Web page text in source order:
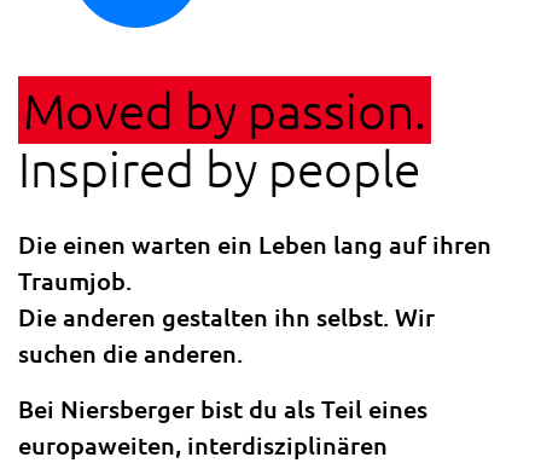
Moved by passion.
Inspired by people
Die einen warten ein Leben lang auf ihren
Traumjob.
Die anderen gestalten ihn selbst. Wir
suchen die anderen.
Bei Niersberger bist du als Teil eines
europaweiten, interdisziplinären